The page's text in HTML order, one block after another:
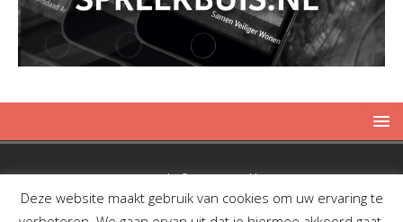
Copyright © 2019 Spreekbuis
Deze website maakt gebruik van cookies om uw ervaring te